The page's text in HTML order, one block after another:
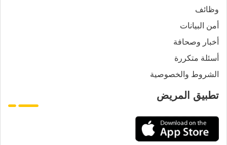
وظائف
أمن البيانات
أخبار وصحافة
أسئلة متكررة
الشروط والخصوصية
تطبيق المريض